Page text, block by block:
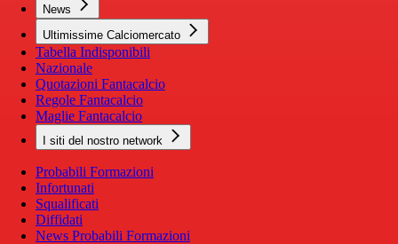
News
Ultimissime Calciomercato
Tabella Indisponibili
Nazionale
Quotazioni Fantacalcio
Regole Fantacalcio
Maglie Fantacalcio
I siti del nostro network
Probabili Formazioni
Infortunati
Squalificati
Diffidati
News Probabili Formazioni